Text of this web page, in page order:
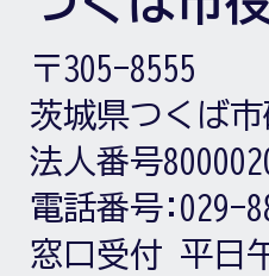
〒305-8555
茨城県つくば
法人番号
電話番号: 029-
窓口受付 平日